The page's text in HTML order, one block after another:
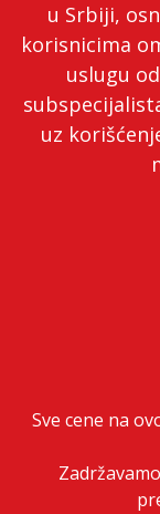
u Srbiji,
korisnicima
uslugu
uz
Sve cene na